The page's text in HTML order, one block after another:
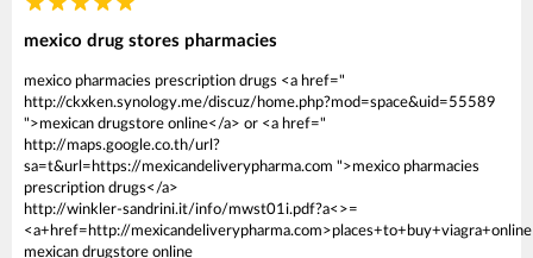
mexico drug stores pharmacies
mexico pharmacies prescription drugs <a href="
http://ckxken.synology.me/discuz/home.php?mod=space&uid=55589
">mexican drugstore online</a> or <a href="
http://maps.google.co.th/url?
sa=t&url=https://mexicandeliverypharma.com ">mexico pharmacies
prescription drugs</a>
http://winkler-sandrini.it/info/mwst01i.pdf?a<>=
<a+href=http://
mexican drugstore online